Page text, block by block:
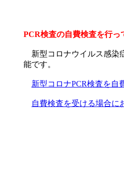
PCR検査の自費検査を行っ
新型コロナウイルス感染
能です。
新型コロナPCR検査を自
自費検査を受ける場合に